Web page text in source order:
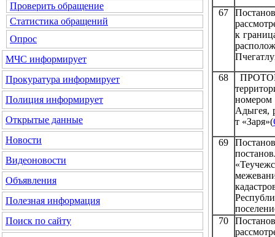
Проверить обращение
Статистика обращений
Опрос
МЧС информирует
Прокуратура информирует
Полиция информирует
Открытые данные
Новости
Видеоновости
Объявления
Полезная информация
Поиск по сайту
67
к
68
Адыгея,
т «Заря»(
69
70